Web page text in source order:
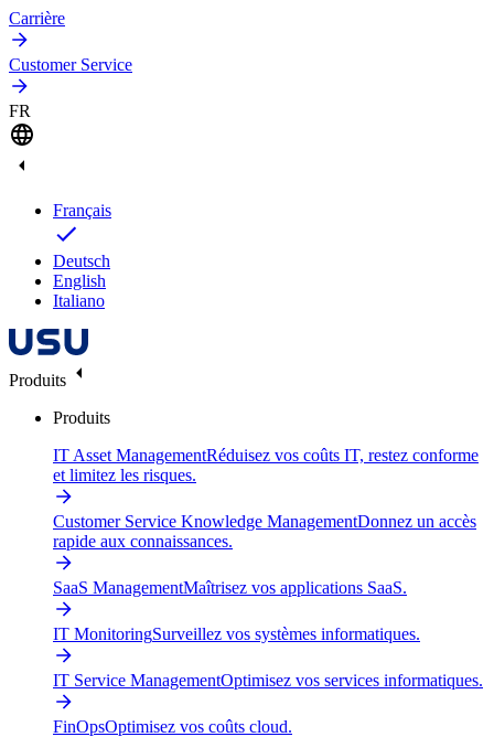
Carrière
Customer Service
FR
Français
Deutsch
English
Italiano
Produits
Produits
IT Asset ManagementRéduisez vos coûts IT, restez conforme
et limitez les risques.
Customer Service Knowledge ManagementDonnez un accès
rapide aux connaissances.
SaaS ManagementMaîtrisez vos applications SaaS.
IT MonitoringSurveillez vos systèmes informatiques.
IT Service ManagementOptimisez vos services informatiques.
FinOpsOptimisez vos coûts cloud.